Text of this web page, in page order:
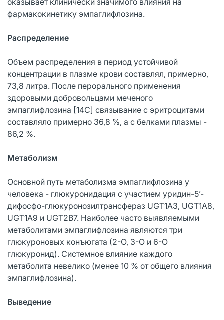
фармакокинетику эмпаглифлозина.
Распределение
Объем распределения в период устойчивой
концентрации в плазме крови составлял, примерно,
73,8 литра. После перорального применения
здоровыми добровольцами меченого
эмпаглифлозина [14C] связывание с эритроцитами
составляло примерно 36,8 %, а с белками плазмы -
86,2 %.
Метаболизм
Основной путь метаболизма эмпаглифлозина у
человека - глюкуронидация с участием уридин-5’-
дифосфо-глюкуронозилтрансфераз UGT1A3, UGT1A8,
UGT1A9 и UGT2B7. Наиболее часто выявляемыми
метаболитами эмпаглифлозина являются три
глюкуроновых конъюгата (2-О, 3-О и 6-О
глюкуронид). Системное влияние каждого
метаболита невелико (менее 10 % от общего влияния
эмпаглифлозина).
Выведение